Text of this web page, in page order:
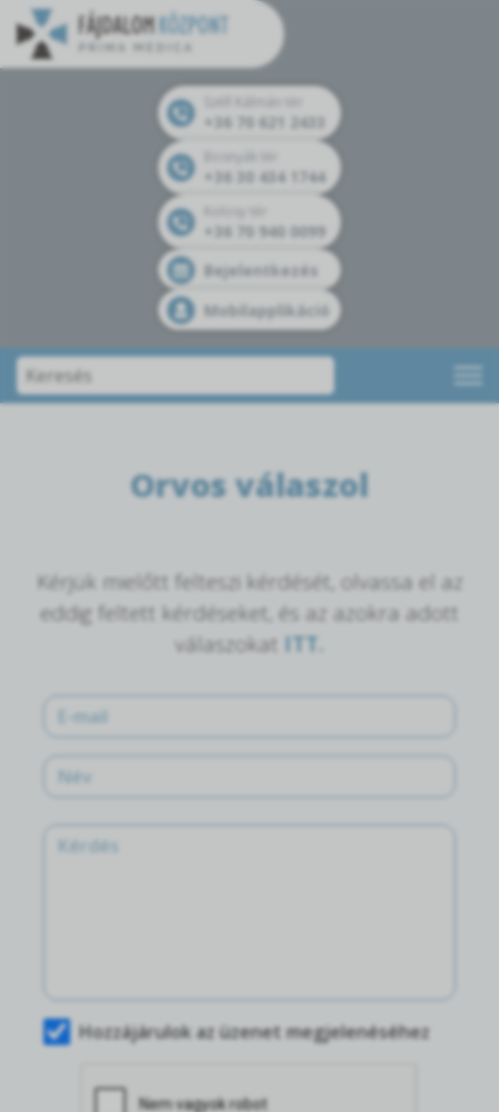
+36 70 621 2433
+36 30 434 1744
+36 70 940 0099
Bejelentkezés
Mobilapplikáció
Orvos válaszol
Kérjük mielőtt felteszi kérdését, olvassa el az
eddig feltett kérdéseket, és az azokra adott
válaszokat ITT.
Hozzájárulok az üzenet megjelenéséhez